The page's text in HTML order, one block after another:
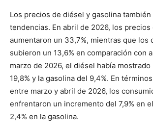
Los precios de diésel y gasolina
tendencias. En abril de 2026, los precios
aumentaron un 33,7%, mientras que los
subieron un 13,6% en comparación con
marzo de 2026, el diésel había
19,8% y la gasolina del 9,4%. En
entre marzo y abril de 2026, los
enfrentaron un incremento del 7,9% en
2,4% en la gasolina.